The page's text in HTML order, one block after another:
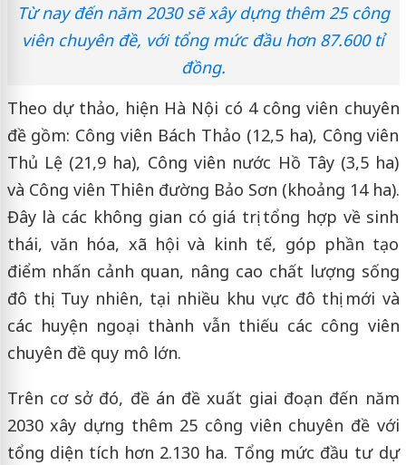
Từ nay đến năm 2030 sẽ xây dựng thêm 25 công
viên chuyên đề, với tổng mức đầu hơn 87.600 tỉ
đồng.
Theo dự thảo, hiện Hà Nội có 4 công viên chuyên
đề gồm: Công viên Bách Thảo (12,5 ha), Công viên
Thủ Lệ (21,9 ha), Công viên nước Hồ Tây (3,5 ha)
và Công viên Thiên đường Bảo Sơn (khoảng 14 ha).
Đây là các không gian có giá trị tổng hợp về sinh
thái, văn hóa, xã hội và kinh tế, góp phần tạo
điểm nhấn cảnh quan, nâng cao chất lượng sống
đô thị. Tuy nhiên, tại nhiều khu vực đô thị mới và
các huyện ngoại thành vẫn thiếu các công viên
chuyên đề quy mô lớn.
Trên cơ sở đó, đề án đề xuất giai đoạn đến năm
2030 xây dựng thêm 25 công viên chuyên đề với
tổng diện tích hơn 2.130 ha. Tổng mức đầu tư dự